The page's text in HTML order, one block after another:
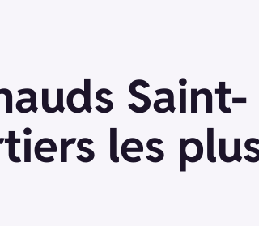
Saint-
les